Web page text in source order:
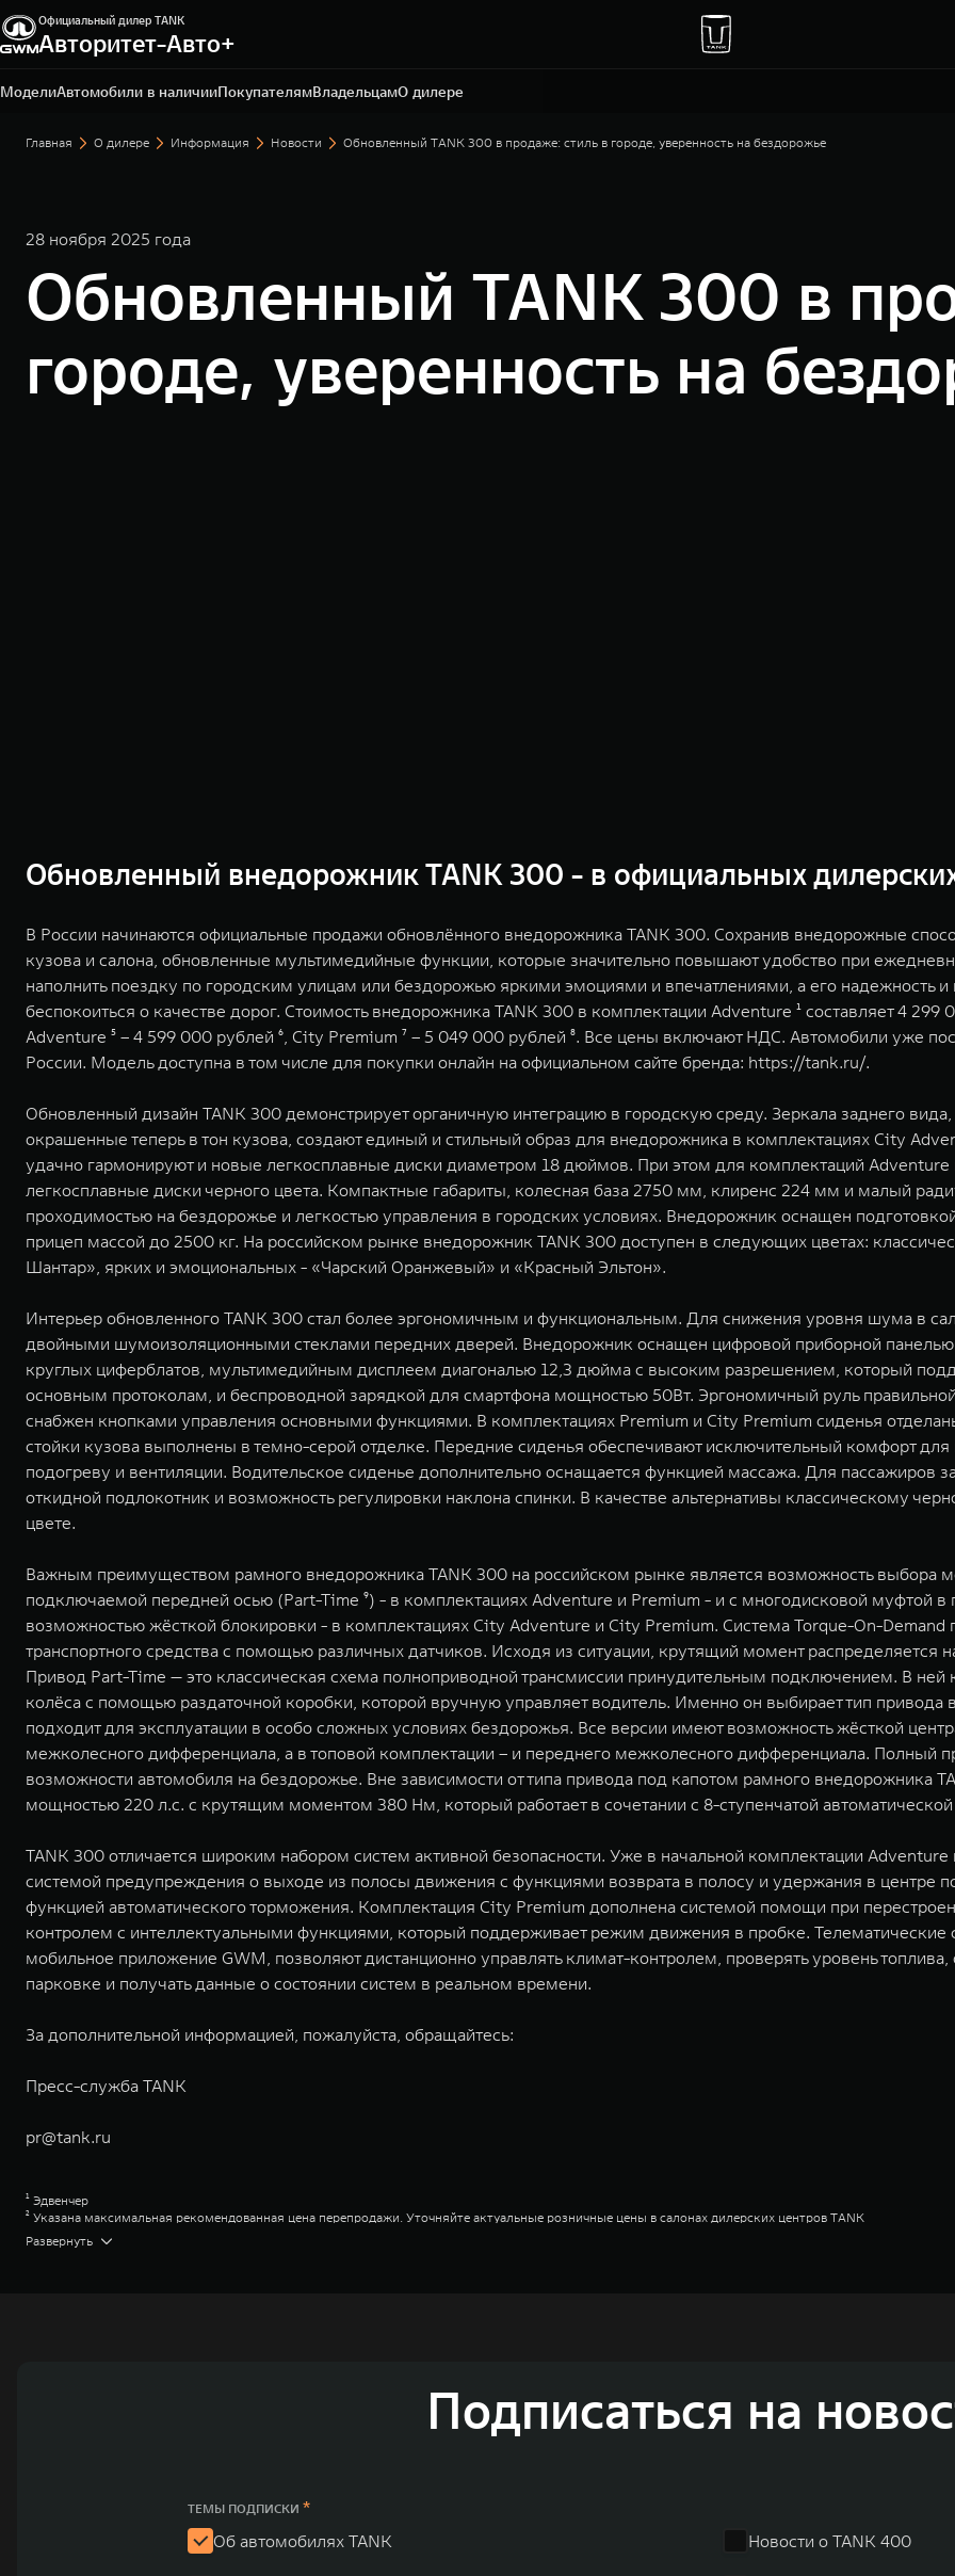
Официальный дилер TANK
Авторитет-Авто+
МоделиАвтомобили в наличииПокупателямВладельцамО дилере
Владивосток, ул. Тульская, 22
+7 423 279-09-19
Главная О дилере Информация Новости Обновленный TANK 300 в продаже: стиль в городе, уверенность на бездорожье
28 ноября 2025 года
Обновленный TANK 300 в
городе, уверенность на
Обновленный внедорожник TANK 300 - в официальных
В России начинаются официальные продажи обновлённого внедорожника TANK 300. Сохранив внедорожные
кузова и салона, обновленные мультимедийные функции, которые значительно повышают удобство при
наполнить поездку по городским улицам или бездорожью яркими эмоциями и впечатлениями, а его надежность
беспокоиться о качестве дорог. Стоимость внедорожника TANK 300 в комплектации Adventure ¹ составляет 4 299
Adventure ⁵ – 4 599 000 рублей ⁶, City Premium ⁷ – 5 049 000 рублей ⁸. Все цены включают НДС. Автомобили уже
России. Модель доступна в том числе для покупки онлайн на официальном сайте бренда: https://tank.ru/.
Обновленный дизайн TANK 300 демонстрирует органичную интеграцию в городскую среду. Зеркала заднего
окрашенные теперь в тон кузова, создают единый и стильный образ для внедорожника в комплектациях City
удачно гармонируют и новые легкосплавные диски диаметром 18 дюймов. При этом для комплектаций Adventure
легкосплавные диски черного цвета. Компактные габариты, колесная база 2750 мм, клиренс 224 мм и малый
проходимостью на бездорожье и легкостью управления в городских условиях. Внедорожник оснащен
прицеп массой до 2500 кг. На российском рынке внедорожник TANK 300 доступен в следующих цветах:
Шантар», ярких и эмоциональных - «Чарский Оранжевый» и «Красный Эльтон».
Интерьер обновленного TANK 300 стал более эргономичным и функциональным. Для снижения уровня шума в
двойными шумоизоляционными стеклами передних дверей. Внедорожник оснащен цифровой приборной
круглых циферблатов, мультимедийным дисплеем диагональю 12,3 дюйма с высоким разрешением, который
основным протоколам, и беспроводной зарядкой для смартфона мощностью 50Вт. Эргономичный руль
снабжен кнопками управления основными функциями. В комплектациях Premium и City Premium сиденья
стойки кузова выполнены в темно-серой отделке. Передние сиденья обеспечивают исключительный комфорт
подогреву и вентиляции. Водительское сиденье дополнительно оснащается функцией массажа. Для пассажиров
откидной подлокотник и возможность регулировки наклона спинки. В качестве альтернативы классическому
цвете.
Важным преимуществом рамного внедорожника TANK 300 на российском рынке является возможность выбора
подключаемой передней осью (Part-Time ⁹) - в комплектациях Adventure и Premium - и с многодисковой муфтой в
возможностью жёсткой блокировки - в комплектациях City Adventure и City Premium. Система Torque-On-Demand
транспортного средства с помощью различных датчиков. Исходя из ситуации, крутящий момент распределяется
Привод Part-Time — это классическая схема полноприводной трансмиссии принудительным подключением. В ней
колёса с помощью раздаточной коробки, которой вручную управляет водитель. Именно он выбирает тип привода
подходит для эксплуатации в особо сложных условиях бездорожья. Все версии имеют возможность жёсткой
межколесного дифференциала, а в топовой комплектации – и переднего межколесного дифференциала.
возможности автомобиля на бездорожье. Вне зависимости от типа привода под капотом рамного внедорожника
мощностью 220 л.с. с крутящим моментом 380 Нм, который работает в сочетании с 8-ступенчатой
TANK 300 отличается широким набором систем активной безопасности. Уже в начальной комплектации
системой предупреждения о выходе из полосы движения с функциями возврата в полосу и удержания в центре
функцией автоматического торможения. Комплектация City Premium дополнена системой помощи при
контролем с интеллектуальными функциями, который поддерживает режим движения в пробке. Телематические
мобильное приложение GWM, позволяют дистанционно управлять климат-контролем, проверять уровень топлива,
парковке и получать данные о состоянии систем в реальном времени.
За дополнительной информацией, пожалуйста, обращайтесь:
Пресс-служба TANK
pr@tank.ru
¹ Эдвенчер
² Указана максимальная рекомендованная цена перепродажи. Уточняйте актуальные розничные цены в салонах дилерских центров TANK
³ Премиум
⁴ Указана максимальная рекомендованная цена перепродажи. Уточняйте актуальные розничные цены в салонах дилерских центров TANK
зарегистрирована на Гонконгской и Шанхайской фондовых биржах в 2003 и 2011 годах соответственно. Сфера деятельности концерна GWM включает
обслуживание автомобилей и запчастей. Значительная доля инвестиций GWM сосредоточена на конструкторских разработках автомобилей и силовых
обеспечивает технологическое преимущество GWM и позволяет создавать более экологичные, умные и безопасные продукты для пользователей по
млн автомобилей в год. По итогам 2021 года общая выручка компании увеличилась больше чем на 30% и составила 136,3 млрд юаней (1,6 трлн
пикапов в Китае. На сегодняшний день концерн GWM создал мировую систему исследований и разработок, включая центры в России, Китае,
глобальную систему «14+5», которая включает 10 внутренних производственных комплексов и 4 зарубежных – в России, Таиланде, Бразилии и Индии,
Развернуть
Подписаться на
ТЕМЫ ПОДПИСКИ *
Об автомобилях TANK
Новости о TANK 400